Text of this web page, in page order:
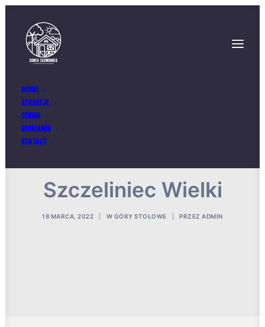
DOMKI
ATRAKCJE
CENNIK
REGULAMIN
KONTAKT
Szczeliniec Wielki
18 MARCA, 2022 W GÓRY STOŁOWE PRZEZADMIN